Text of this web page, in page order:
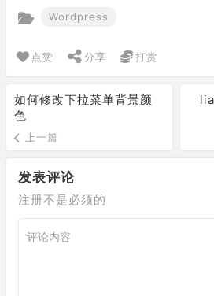
Wordpress
点赞 分享 打赏
如何修改下拉菜单背景颜
色
上一篇
发表评论
注册不是必须的